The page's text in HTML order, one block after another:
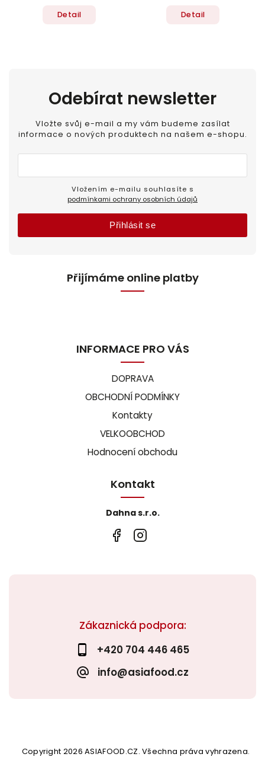
Detail Detail
Zákaznická podpora:
+420 704 446 465
info@asiafood.cz
Odebírat newsletter
Vložte svůj e-mail a my vám budeme zasílat
informace o nových produktech na našem e-shopu.
podmínkami ochrany osobních údajů
Přihlásit se
Přijímáme online platby
INFORMACE PRO VÁS
DOPRAVA
OBCHODNÍ PODMÍNKY
Kontakty
VELKOOBCHOD
Hodnocení obchodu
Kontakt
Dahna s.r.o.
Copyright 2026ASIAFOOD.CZ. Všechna práva vyhrazena.